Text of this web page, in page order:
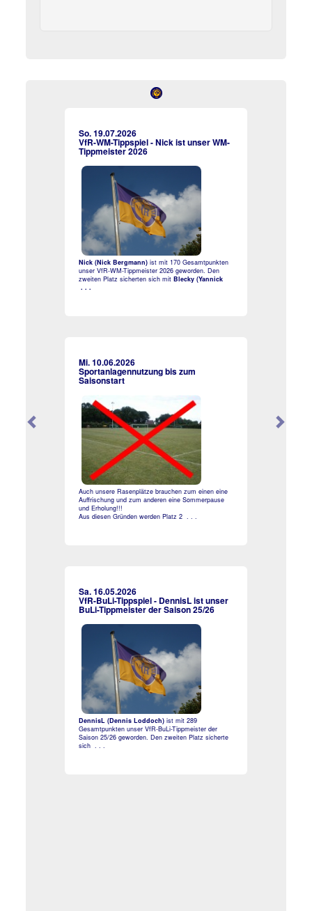
So. 19.07.2026
VfR-WM-Tippspiel - Nick ist unser WM-
Tippmeister 2026
Nick (Nick Bergmann) ist mit 170 Gesamtpunkten
unser VfR-WM-Tippmeister 2026 geworden. Den
zweiten Platz sicherten sich mitBlecky (Yannick
. . .
Mi. 10.06.2026
Sportanlagennutzung bis zum
Saisonstart
Auch unsere Rasenplätze brauchen zum einen eine
Auffrischung und zum anderen eine Sommerpause
und Erholung!!!
Aus diesen Gründen werden Platz 2 . . .
Sa. 16.05.2026
VfR-BuLi-Tippspiel - DennisL ist unser
BuLi-Tippmeister der Saison 25/26
DennisL (Dennis Loddoch) ist mit 289
Gesamtpunkten unser VfR-BuLi-Tippmeister der
Saison 25/26 geworden. Den zweiten Platz sicherte
sich . . .